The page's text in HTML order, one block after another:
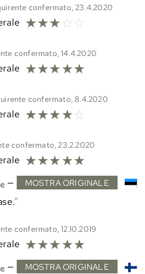
confermato, 23.4.2020
☆☆☆☆ ☆
confermato, 14.4.2020
☆☆☆☆☆
confermato, 8.4.2020
☆☆☆☆☆
confermato, 23.2.2020
☆☆☆☆☆
— MOSTRA ORIGINALE
confermato, 12.10.2019
☆☆☆☆☆
— MOSTRA ORIGINALE